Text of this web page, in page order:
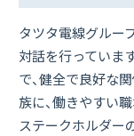
タツタ電線グルー
対話を行っていま
で、健全で良好な
族に、働きやすい
ステークホルダー